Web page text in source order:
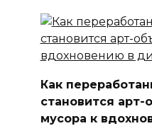
Как
становится арт-
мусора к